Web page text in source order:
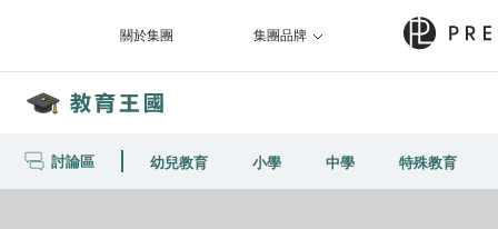
關於集團 集團品牌
討論區 幼兒教育 小學 中學 特殊教育